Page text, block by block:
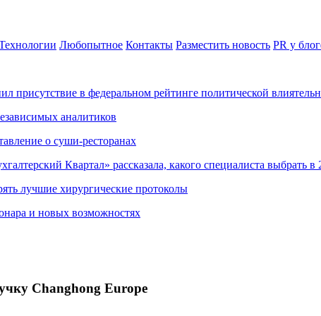
Любопытное Контакты Разместить новость PR у
в федеральном рейтинге политической
аналитиков
о суши-ресторанах
Квартал» рассказала, какого специалиста выбрать в
лучшие хирургические протоколы
и новых возможностях
Changhong Europe